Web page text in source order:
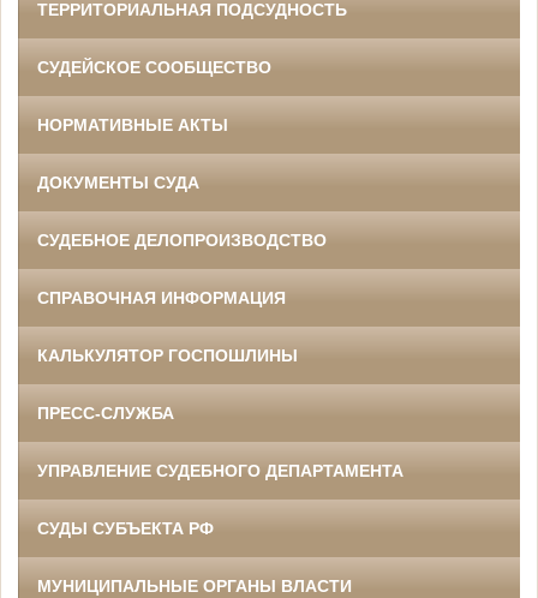
ТЕРРИТОРИАЛЬНАЯ ПОДСУДНОСТЬ
СУДЕЙСКОЕ СООБЩЕСТВО
НОРМАТИВНЫЕ АКТЫ
ДОКУМЕНТЫ СУДА
СУДЕБНОЕ ДЕЛОПРОИЗВОДСТВО
СПРАВОЧНАЯ ИНФОРМАЦИЯ
КАЛЬКУЛЯТОР ГОСПОШЛИНЫ
ПРЕСС-СЛУЖБА
УПРАВЛЕНИЕ СУДЕБНОГО ДЕПАРТАМЕНТА
СУДЫ СУБЪЕКТА РФ
МУНИЦИПАЛЬНЫЕ ОРГАНЫ ВЛАСТИ